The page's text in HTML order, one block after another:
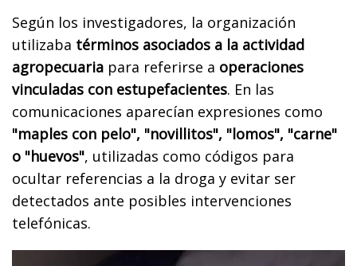
Según los investigadores, la organización
utilizaba términos asociados a la actividad
agropecuaria para referirse a operaciones
vinculadas con estupefacientes. En las
comunicaciones aparecían expresiones como
"maples con pelo", "novillitos", "lomos", "carne"
o "huevos", utilizadas como códigos para
ocultar referencias a la droga y evitar ser
detectados ante posibles intervenciones
telefónicas.